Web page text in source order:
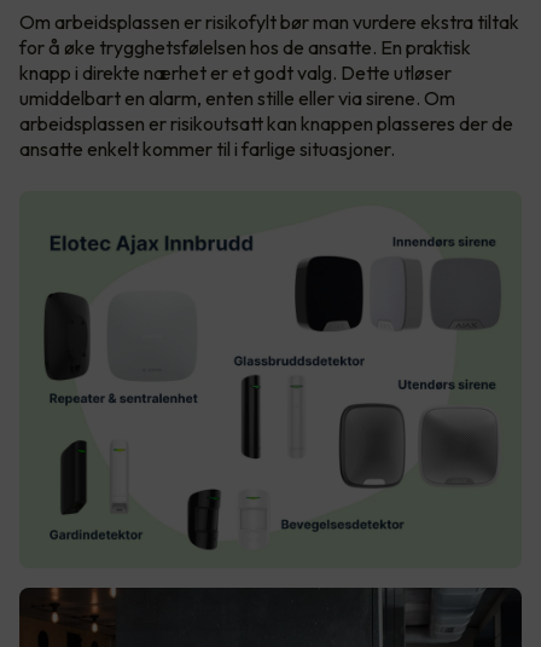
Om arbeidsplassen er risikofylt bør man vurdere ekstra tiltak
for å øke trygghetsfølelsen hos de ansatte. En praktisk
knapp i direkte nærhet er et godt valg. Dette utløser
umiddelbart en alarm, enten stille eller via sirene. Om
arbeidsplassen er risikoutsatt kan knappen plasseres der de
ansatte enkelt kommer til i farlige situasjoner.